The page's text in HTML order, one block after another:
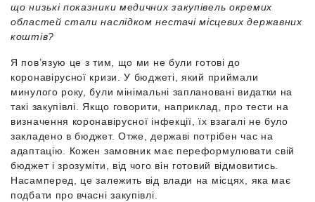
що низькі показники медичних закупівель окремих
областей стали наслідком нестачі місцевих державних
коштів?
Я пов’язую це з тим, що ми не були готові до
коронавірусної кризи. У бюджеті, який приймали
минулого року, були мінімальні заплановані видатки на
такі закупівлі. Якщо говорити, наприклад, про тести на
визначення коронавірусної інфекції, їх взагалі не було
закладено в бюджет. Отже, державі потрібен час на
адаптацію. Кожен замовник має переформулювати свій
бюджет і зрозуміти, від чого він готовий відмовитись.
Насамперед, це залежить від влади на місцях, яка має
подбати про вчасні закупівлі.